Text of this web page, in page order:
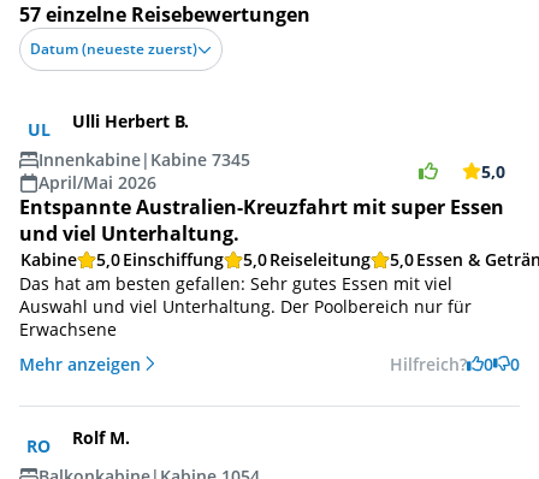
57 einzelne Reisebewertungen
Datum (neueste zuerst)
UL
Ulli Herbert B.
Innenkabine| Kabine 7345
April/Mai 2026
5,0
Entspannte Australien-Kreuzfahrt mit super Essen
und viel Unterhaltung.
Kabine 5,0Einschiffung 5,0Reiseleitung 5,0Essen &
Das hat am besten gefallen: Sehr gutes Essen mit viel
Auswahl und viel Unterhaltung. Der Poolbereich nur für
Erwachsene
Mehr anzeigen
Hilfreich? 0 0
RO
Rolf M.